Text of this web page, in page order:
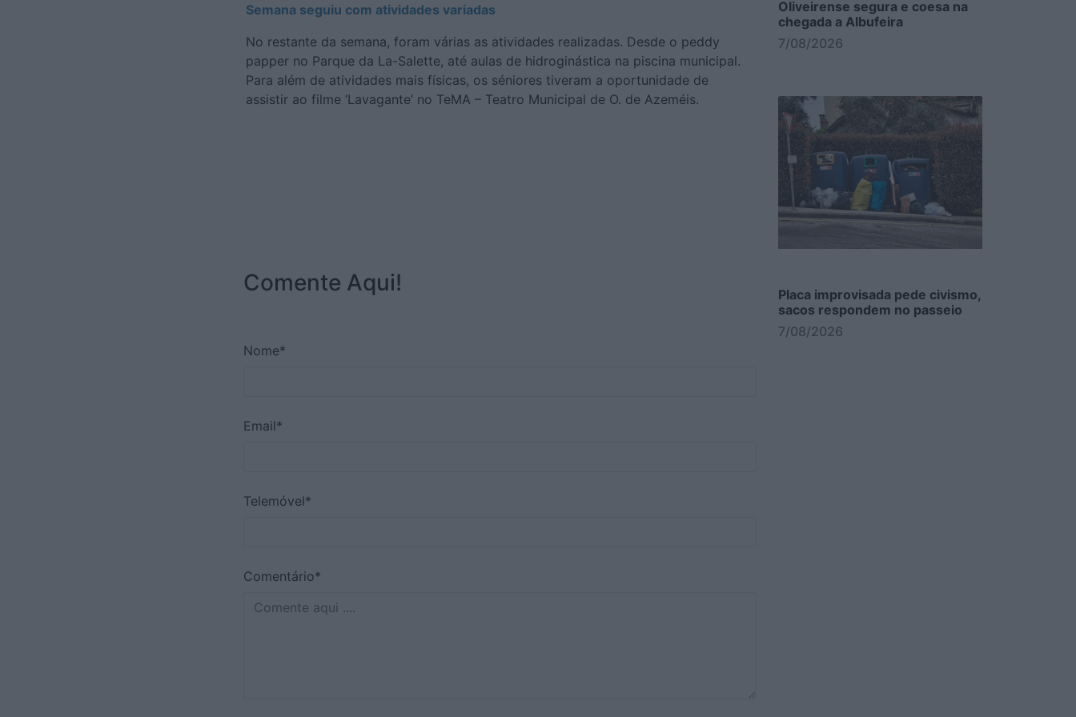
Semana seguiu com atividades variadas
No restante da semana, foram várias as atividades realizadas. Desde o peddy
papper no Parque da La-Salette, até aulas de hidroginástica na piscina municipal.
Para além de atividades mais físicas, os séniores tiveram a oportunidade de
assistir ao filme ‘Lavagante’ no TeMA – Teatro Municipal de O. de Azeméis.
Comente Aqui!
Nome*
Email*
Telemóvel*
Comentário*
Oliveirense segura e coesa na
chegada a Albufeira
7/08/2026
Placa improvisada pede civismo,
sacos respondem no passeio
7/08/2026